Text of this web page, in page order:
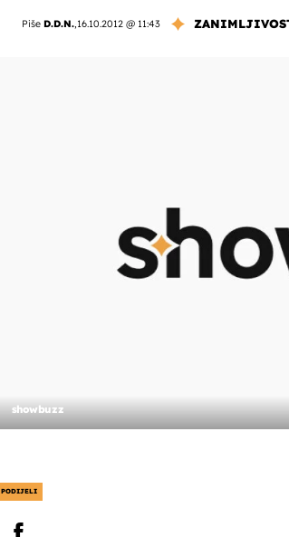
Piše D.D.N.,16.10.2012 @ 11:43
showbuzz
PODIJELI